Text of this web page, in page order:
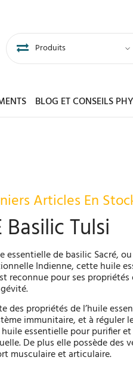
BLOG ET CONSEILS
Articles En
Basilic Tulsi
essentielle de basilic Sacré,
Indienne, cette huile
reconnue pour ses
des propriétés de l’huile
immunitaire, et à réguler
essentielle pour purifier
De plus elle possède des
musculaire et articulaire.